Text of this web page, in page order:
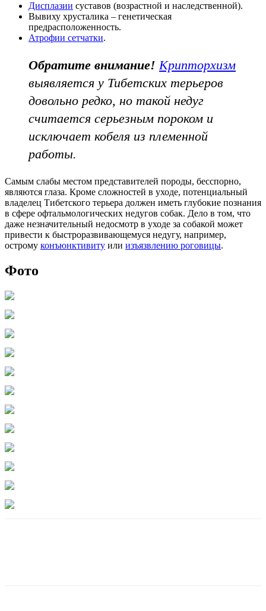
Дисплазии суставов (возрастной и наследственной).
Вывиху хрусталика – генетическая
предрасположенность.
Атрофии сетчатки.
Обратите внимание! Крипторхизм
выявляется у Тибетских терьеров
довольно редко, но такой недуг
считается серьезным пороком и
исключает кобеля из племенной
работы.
Самым слабы местом представителей породы, бесспорно,
являются глаза. Кроме сложностей в уходе, потенциальный
владелец Тибетского терьера должен иметь глубокие познания
в сфере офтальмологических недугов собак. Дело в том, что
даже незначительный недосмотр в уходе за собакой может
привести к быстроразвивающемуся недугу, например,
острому конъюнктивиту или изъязвлению роговицы.
Фото